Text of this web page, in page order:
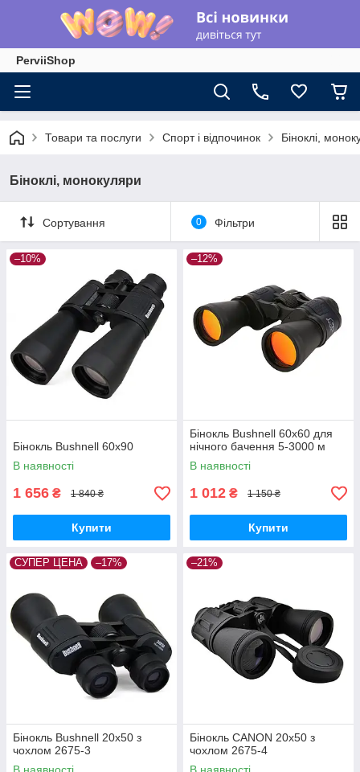
PerviiShop
Товари та послуги Спорт і відпочинок Біноклі,
Біноклі, монокуляри
Сортування 0 Фільтри
–10%
Бінокль Bushnell 60x90
В наявності
1 656 ₴ 1 840 ₴
Купити
–12%
Бінокль Bushnell 60х60 для
нічного бачення 5-3000 м
В наявності
1 012 ₴ 1 150 ₴
Купити
СУПЕР ЦЕНА –17%
Бінокль Bushnell 20х50 з
чохлом 2675-3
–21%
Бінокль CANON 20х50 з
чохлом 2675-4